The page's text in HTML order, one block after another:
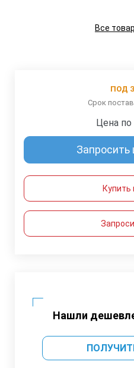
Все
ПОД
Срок
Цена по
Запросить
Купить
Нашли